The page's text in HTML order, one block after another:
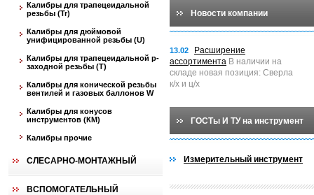
Калибры для трапецеидальной
резьбы (Tr)
Калибры для дюймовой
унифицированной резьбы (U)
Калибры для трапецеидальной p-
заходной резьбы (T)
Калибры для конической резьбы
вентилей и газовых баллонов W
Калибры для конусов
инструментов (КМ)
Калибры прочие
СЛЕСАРНО-МОНТАЖНЫЙ
ВСПОМОГАТЕЛЬНЫЙ
Новости компании
13.02
Расширение
ассортимента В наличии на
складе новая позиция: Сверла
к/х и ц/х
ГОСТы И ТУ на инструмент
Измерительный инструмент